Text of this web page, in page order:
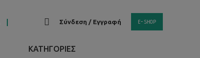
Σύνδεση / Εγγραφή E-SHOP
KΑΤΗΓΟΡΙΕΣ